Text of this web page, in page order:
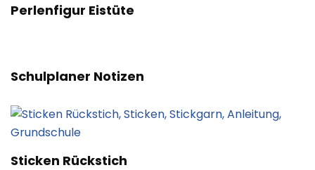
Perlenfigur Eistüte
Schulplaner Notizen
Sticken Rückstich